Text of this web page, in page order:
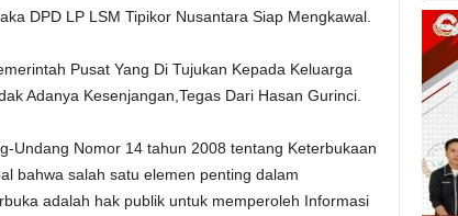
DPD LP LSM Tipikor Nusantara Siap Mengkawal.
Pusat Yang Di Tujukan Kepada Keluarga
Adanya Kesenjangan,Tegas Dari Hasan Gurinci.
Undang Nomor 14 tahun 2008 tentang Keterbukaan
bahwa salah satu elemen penting dalam
adalah hak publik untuk memperoleh Informasi